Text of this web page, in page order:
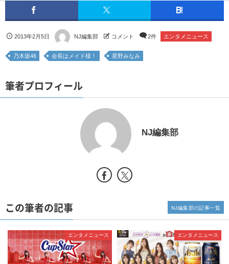
2013年2月5日 NJ編集部 コメント 2件 エンタメニュース
乃木坂46 会長はメイド様！ 星野みなみ
筆者プロフィール
NJ編集部
この筆者の記事
エンタメニュース エンタメニュース
NJ編集部の記事一覧